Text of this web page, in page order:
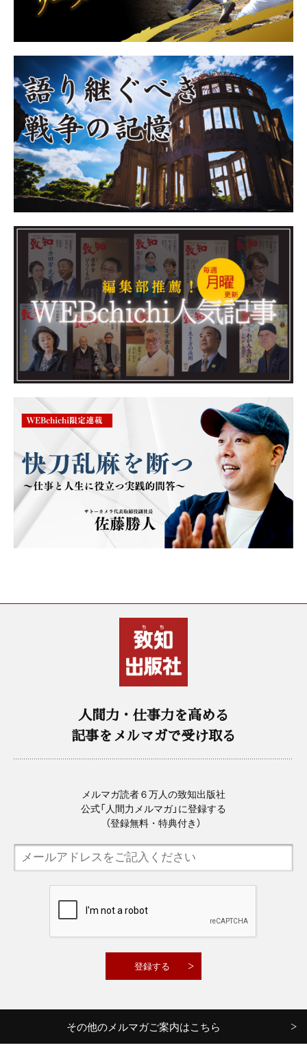
人間力・仕事力を高める
記事をメルマガで受け取る
メルマガ読者６万人の致知出版社
公式「人間力メルマガ」に登録する
（登録無料・特典付き）
その他のメルマガご案内はこちら